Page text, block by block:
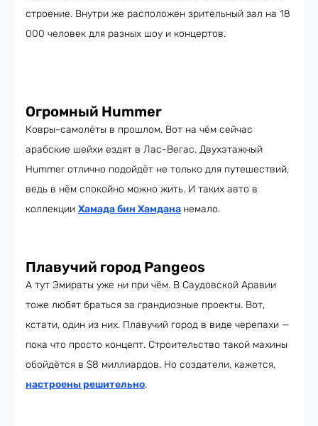
строение. Внутри же расположен зрительный зал на 18
000 человек для разных шоу и концертов.
Огромный Hummer
Ковры-самолёты в прошлом. Вот на чём сейчас
арабские шейхи ездят в Лас-Вегас. Двухэтажный
Hummer отлично подойдёт не только для путешествий,
ведь в нём спокойно можно жить. И таких авто в
коллекции Хамада бин Хамдана немало.
Плавучий город Pangeos
А тут Эмираты уже ни при чём. В Саудовской Аравии
тоже любят браться за грандиозные проекты. Вот,
кстати, один из них. Плавучий город в виде черепахи —
пока что просто концепт. Строительство такой махины
обойдётся в $8 миллиардов. Но создатели, кажется,
настроены решительно.